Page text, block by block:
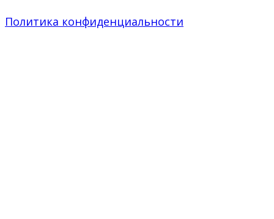
Политика конфиденциальности